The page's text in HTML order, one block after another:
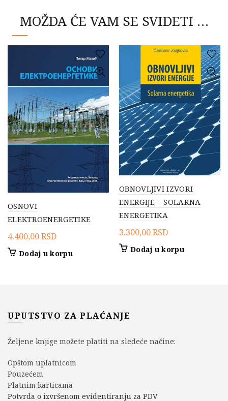
MOŽDA ĆE VAM SE SVIDETI …
OSNOVI
ELEKTROENERGETIKE
4.400,00RSD
Dodaj u korpu
OBNOVLJIVI IZVORI
ENERGIJE – SOLARNA
ENERGETIKA
3.300,00RSD
Dodaj u korpu
UPUTSTVO ZA PLAĆANJE
Željene knjige možete platiti na sledeće načine:
Opštom uplatnicom
Pouzećem
Platnim karticama
Potvrda o izvršenom evidentiranju za PDV